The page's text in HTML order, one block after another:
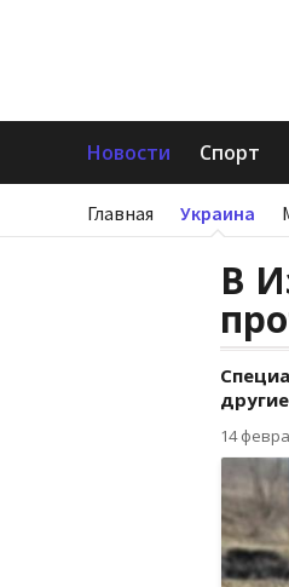
Новости Спорт
Главная Украина
В
14